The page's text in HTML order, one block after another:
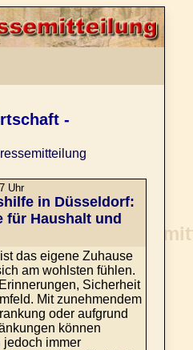
-
Uhr
in Düsseldorf:
für Haushalt und
das eigene Zuhause
am wohlsten fühlen.
Sicherheit
Mit zunehmendem
oder aufgrund
können
immer